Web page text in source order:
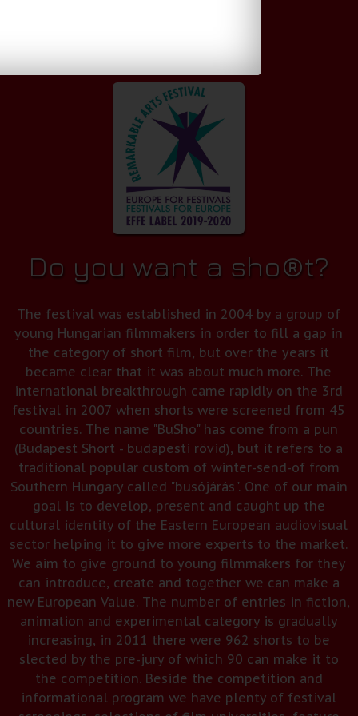
Do you want a sho®t?
The festival was established in 2004 by a group of
young Hungarian filmmakers in order to fill a gap in
the category of short film, but over the years it
became clear that it was about much more. The
international breakthrough came rapidly on the 3rd
festival in 2007 when shorts were screened from 45
countries. The name "BuSho" has come from a pun
(Budapest Short - budapesti rövid), but it refers to a
traditional popular custom of winter-send-of from
Southern Hungary called "busójárás". One of our main
goal is to develop, present and caught up the
cultural identity of the Eastern European audiovisual
sector helping it to give more experts to the market.
We aim to give ground to young filmmakers for they
can introduce, create and together we can make a
new European Value. The number of entries in fiction,
animation and experimental category is gradually
increasing, in 2011 there were 962 shorts to be
slected by the pre-jury of which 90 can make it to
the competition. Beside the competition and
informational program we have plenty of festival